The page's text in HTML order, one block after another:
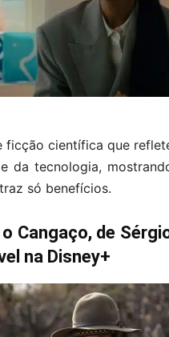
ficção científica que
da tecnologia,
só benefícios.
Cangaço, de
na Disney+